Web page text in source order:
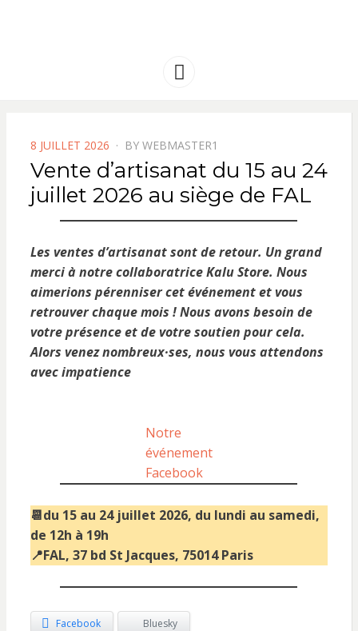
AMERIQUE
Menu
POSTED
ON
8 JUILLET 2026 BY WEBMASTER1
Vente d’artisanat du 15 au 24
juillet 2026 au siège de FAL
Les ventes d’artisanat sont de retour. Un grand
merci à notre collaboratrice Kalu Store. Nous
aimerions pérenniser cet événement et vous
retrouver chaque mois ! Nous avons besoin de
votre présence et de votre soutien pour cela.
Alors venez nombreux·ses, nous vous attendons
avec impatience
Notre
événement
Facebook
📆du 15 au 24 juillet 2026, du lundi au samedi,
de 12h à 19h
📍FAL, 37 bd St Jacques, 75014 Paris
Facebook Bluesky